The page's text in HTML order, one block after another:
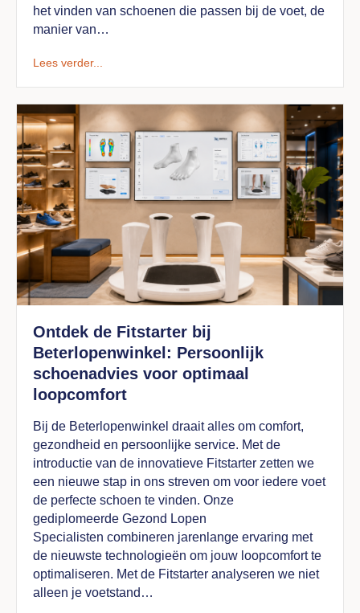
het vinden van schoenen die passen bij de voet, de
manier van…
Lees verder...
Ontdek de Fitstarter bij
Beterlopenwinkel: Persoonlijk
schoenadvies voor optimaal
loopcomfort
Bij de Beterlopenwinkel draait alles om comfort,
gezondheid en persoonlijke service. Met de
introductie van de innovatieve Fitstarter zetten we
een nieuwe stap in ons streven om voor iedere voet
de perfecte schoen te vinden. Onze
gediplomeerde Gezond Lopen
Specialisten combineren jarenlange ervaring met
de nieuwste technologieën om jouw loopcomfort te
optimaliseren. Met de Fitstarter analyseren we niet
alleen je voetstand…